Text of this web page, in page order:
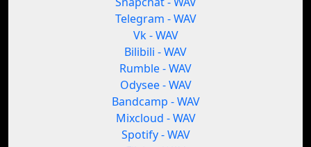
Telegram - WAV
Vk - WAV
Bilibili - WAV
Rumble - WAV
Odysee - WAV
Bandcamp - WAV
Mixcloud - WAV
Spotify - WAV